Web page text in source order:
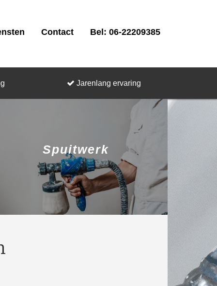
Contact Bel: 06-22209385
Jarenlang ervaring
Spuitwerk